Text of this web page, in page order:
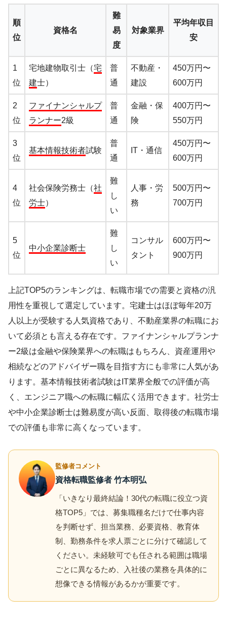
順
位
資格名
難
易
度
対象業界
平均年収目
安
1
位
宅地建物取引士（宅
建士）
普
通
不動産・
建設
450万円〜
600万円
2
位
ファイナンシャルプ
ランナー2級
普
通
金融・保
険
400万円〜
550万円
3
位
基本情報技術者試験
普
通
IT・通信
450万円〜
600万円
4
位
社会保険労務士（社
労士）
難
し
い
人事・労
務
500万円〜
700万円
5
位
中小企業診断士
難
し
い
コンサル
タント
600万円〜
900万円
上記TOP5のランキングは、転職市場での需要と資格の汎
用性を重視して選定しています。宅建士はほぼ毎年20万
人以上が受験する人気資格であり、不動産業界の転職にお
いて必須とも言える存在です。ファイナンシャルプランナ
ー2級は金融や保険業界への転職はもちろん、資産運用や
相続などのアドバイザー職を目指す方にも非常に人気があ
ります。基本情報技術者試験はIT業界全般での評価が高
く、エンジニア職への転職に幅広く活用できます。社労士
や中小企業診断士は難易度が高い反面、取得後の転職市場
での評価も非常に高くなっています。
監修者コメント
資格転職監修者 竹本明弘
「いきなり最終結論！30代の転職に役立つ資
格TOP5」では、募集職種名だけで仕事内容
を判断せず、担当業務、必要資格、教育体
制、勤務条件を求人票ごとに分けて確認して
ください。未経験可でも任される範囲は職場
ごとに異なるため、入社後の業務を具体的に
想像できる情報があるかが重要です。